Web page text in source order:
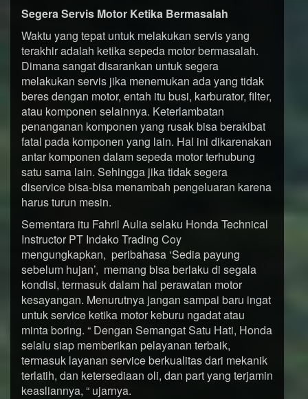
Segera Servis Motor Ketika Bermasalah
Waktu yang tepat untuk melakukan servis yang
terakhir adalah ketika sepeda motor bermasalah.
Dimana sangat disarankan untuk segera
melakukan servis jika menemukan ada yang tidak
beres dengan motor, entah itu busi, karburator, filter,
atau komponen selainnya. Keterlambatan
penanganan komponen yang rusak bisa berakibat
fatal pada komponen yang lain. Hal ini dikarenakan
antar komponen dalam sepeda motor terhubung
satu sama lain. Sehingga jika tidak segera
diservice bisa-bisa menambah pengeluaran karena
harus turun mesin.
Sementara itu Fahril Aulia selaku Honda Technical
Instructor PT Indako Trading Coy
mengungkapkan, peribahasa ‘Sedia payung
sebelum hujan’, memang bisa berlaku di segala
kondisi, termasuk dalam hal perawatan motor
kesayangan. Menurutnya jangan sampai baru ingat
untuk service ketika motor keburu ngadat atau
minta boring. “ Dengan Semangat Satu Hati, Honda
selalu siap memberikan pelayanan terbaik,
termasuk layanan service berkualitas dari mekanik
terlatih, dan ketersediaan oli, dan part yang terjamin
keasliannya, “ ujarnya.